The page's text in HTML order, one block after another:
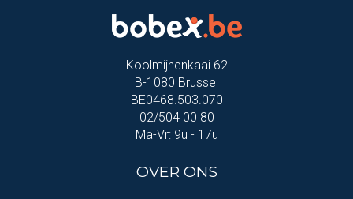
Koolmijnenkaai 62
B-1080 Brussel
BE0468.503.070
02/504 00 80
Ma-Vr: 9u - 17u
OVER ONS